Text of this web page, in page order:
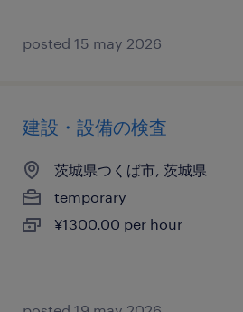
posted 15 may 2026
建設・設備の検査
茨城県つくば市, 茨城県
temporary
¥1300.00 per hour